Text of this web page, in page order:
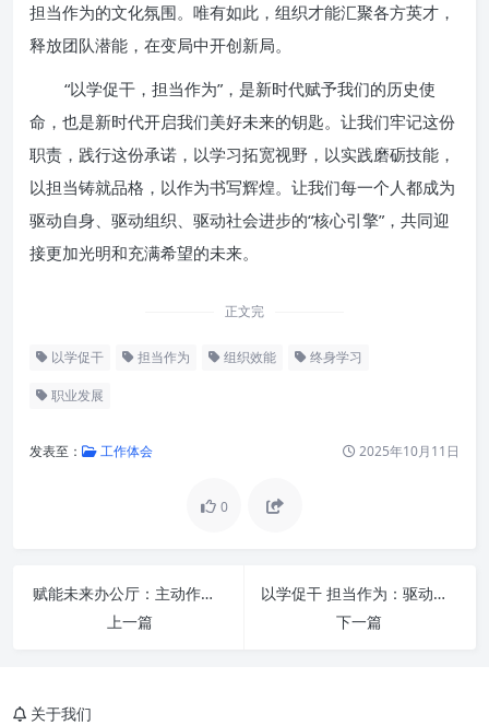
担当作为的文化氛围。唯有如此，组织才能汇聚各方英才，
释放团队潜能，在变局中开创新局。
“以学促干，担当作为”，是新时代赋予我们的历史使
命，也是新时代开启我们美好未来的钥匙。让我们牢记这份
职责，践行这份承诺，以学习拓宽视野，以实践磨砺技能，
以担当铸就品格，以作为书写辉煌。让我们每一个人都成为
驱动自身、驱动组织、驱动社会进步的“核心引擎”，共同迎
接更加光明和充满希望的未来。
正文完
以学促干 担当作为 组织效能 终身学习
职业发展
发表至： 工作体会 2025年10月11日
0
赋能未来办公厅：主动作为，服务大局——信息化驱动现代化新实践
上一篇
以学促干 担当作为：驱动个人与组织持续跃升的核心引擎
下一篇
关于我们